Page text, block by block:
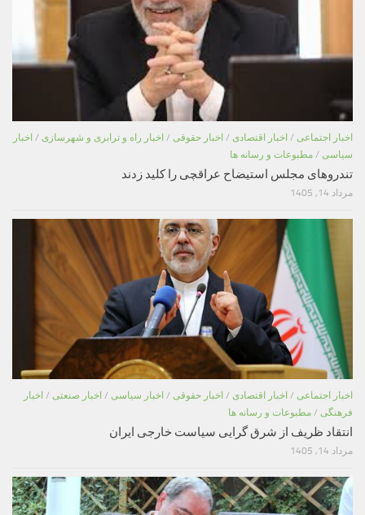
اخبار اجتماعی / اخبار اقتصادی / اخبار حقوقی / اخبار راه و ترابری و شهرسازی / اخبار
سیاسی / مطبوعات و رسانه ها
تندروهای مجلس استیضاح عراقچی را کلید زدند
مرداد 14, 1405
اخبار اجتماعی / اخبار اقتصادی / اخبار حقوقی / اخبار سیاسی / اخبار صنعتی / اخبار
فرهنگی / مطبوعات و رسانه ها
انتقاد ظریف از شرق گرایی سیاست خارجی ایران
مرداد 14, 1405